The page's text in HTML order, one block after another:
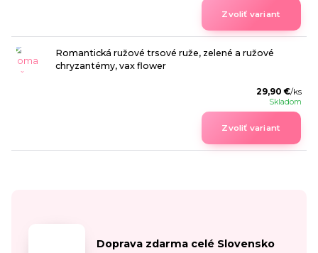
Zvoliť variant
Romantická ružové trsové ruže, zelené a ružové
chryzantémy, vax flower
29,90 €/ks
Skladom
Zvoliť variant
Doprava zdarma celé Slovensko